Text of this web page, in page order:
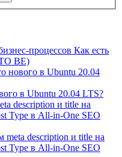
процессов Как есть
BE)
нового в Ubuntu 20.04
в Ubuntu 20.04 LTS?
description и title на
Type в All-in-One SEO
meta description и title на
Type в All-in-One SEO